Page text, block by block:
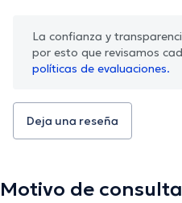
La confianza y
por esto que revisamos
políticas de evaluaciones.
Deja una reseña
Motivo de consulta